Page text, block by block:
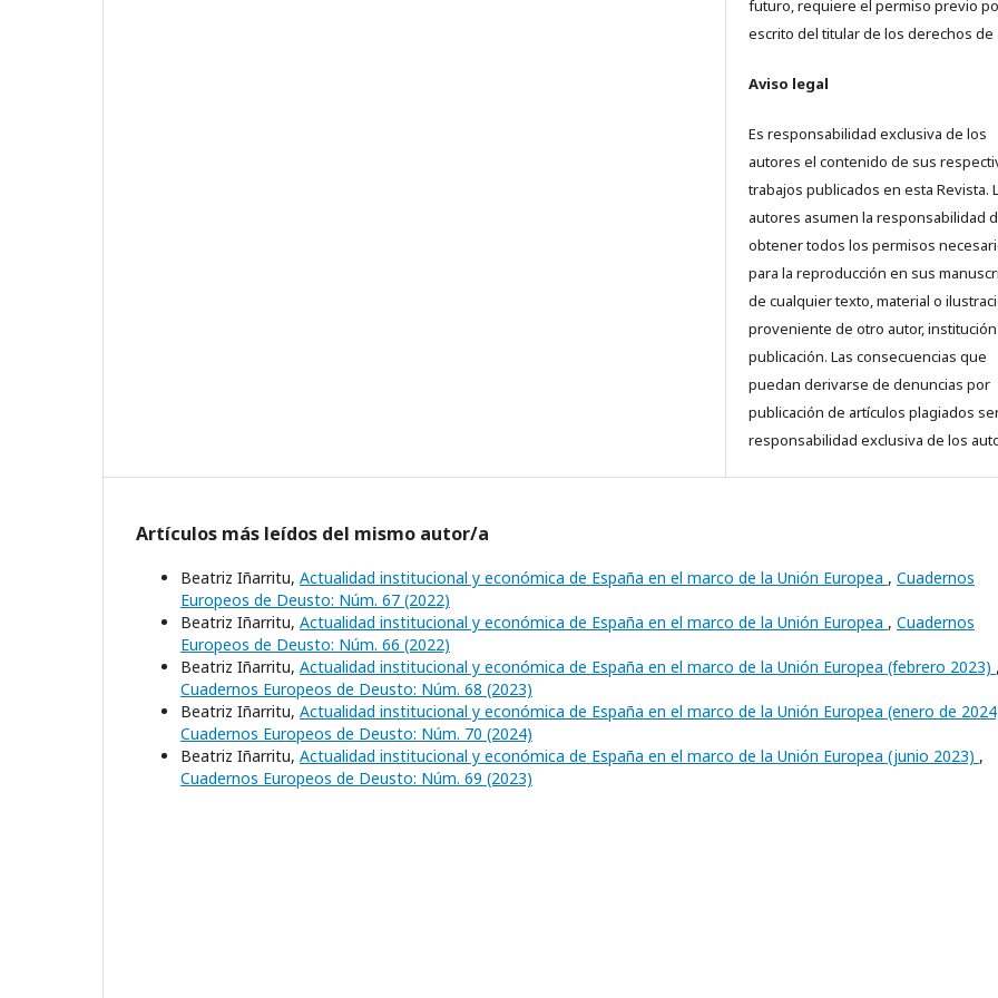
futuro, requiere el permiso previo
escrito del titular de los derechos de
Aviso legal
Es responsabilidad exclusiva de los
autores el contenido de sus
trabajos publicados en esta Revista.
autores asumen la responsabilidad
obtener todos los permisos
para la reproducción en sus
de cualquier texto, material o
proveniente de otro autor,
publicación. Las consecuencias que
puedan derivarse de denuncias por
publicación de artículos plagiados
responsabilidad exclusiva de los
Artículos más leídos del mismo autor/a
Beatriz Iñarritu, Actualidad institucional y económica de España en el marco de la Unión Europea , Cuadernos
Europeos de Deusto: Núm. 67 (2022)
Beatriz Iñarritu, Actualidad institucional y económica de España en el marco de la Unión Europea , Cuadernos
Europeos de Deusto: Núm. 66 (2022)
Beatriz Iñarritu, Actualidad institucional y económica de España en el marco de la Unión Europea (febrero 2023) ,
Cuadernos Europeos de Deusto: Núm. 68 (2023)
Beatriz Iñarritu, Actualidad institucional y económica de España en el marco de la Unión Europea (enero de
Cuadernos Europeos de Deusto: Núm. 70 (2024)
Beatriz Iñarritu, Actualidad institucional y económica de España en el marco de la Unión Europea (junio 2023) ,
Cuadernos Europeos de Deusto: Núm. 69 (2023)